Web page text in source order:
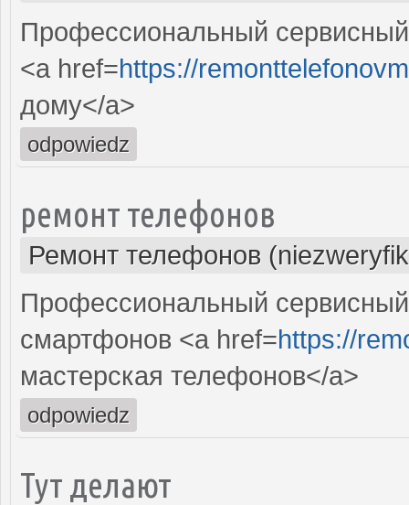
Профессиональный
<a href=https://
дому</a>
odpowiedz
ремонт телефонов
Ремонт телефонов
Профессиональный
смартфонов <a href=https://
мастерская телефонов</a>
odpowiedz
Тут делают